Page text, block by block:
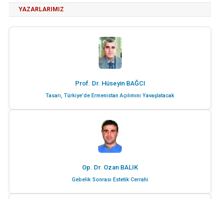
YAZARLARIMIZ
Prof. Dr. Hüseyin BAĞCI
Tasarı, Türkiye’de Ermenistan Açılımını Yavaşlatacak
Op. Dr. Ozan BALIK
Gebelik Sonrası Estetik Cerrahi